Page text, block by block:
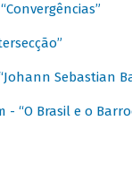
Sebastian
“O Brasil e o